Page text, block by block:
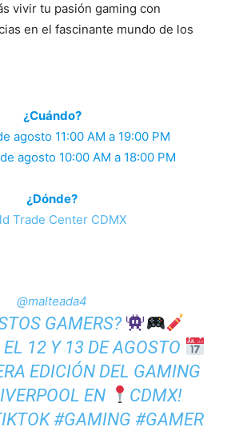
vivir tu pasión gaming con
en el fascinante mundo de los
¿Cuándo?
agosto 11:00 AM a 19:00 PM
agosto 10:00 AM a 18:00 PM
¿Dónde?
Trade Center CDMX
@malteada4
GAMERS?
EL 12 Y 13 DE AGOSTO
EDICIÓN DEL GAMING
EN
CDMX!
#GAMING #GAMER